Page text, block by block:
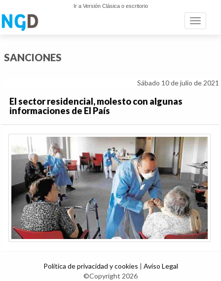
Ir a Versión Clásica o escritorio
Toggle
SANCIONES
Sábado 10 de julio de 2021
El sector residencial, molesto con algunas
informaciones de El País
Política de privacidad y cookies | Aviso Legal
©Copyright 2026